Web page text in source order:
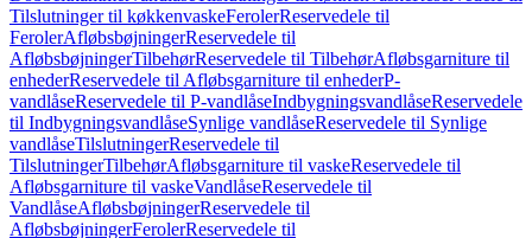
Tilslutninger til køkkenvaskeFerolerReservedele til
FerolerAfløbsbøjningerReservedele til
AfløbsbøjningerTilbehørReservedele til TilbehørAfløbsgarniture til
enhederReservedele til Afløbsgarniture til enhederP-
vandlåseReservedele til P-vandlåseIndbygningsvandlåseReservedele
til IndbygningsvandlåseSynlige vandlåseReservedele til Synlige
vandlåseTilslutningerReservedele til
TilslutningerTilbehørAfløbsgarniture til vaskeReservedele til
Afløbsgarniture til vaskeVandlåseReservedele til
VandlåseAfløbsbøjningerReservedele til
AfløbsbøjningerFerolerReservedele til